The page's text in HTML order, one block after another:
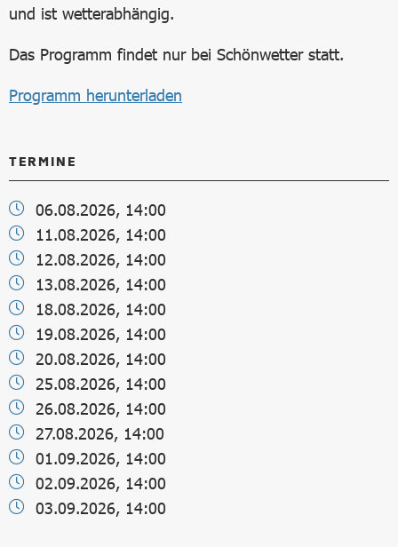
und ist wetterabhängig.
Das Programm findet nur bei Schönwetter statt.
Programm herunterladen
TERMINE
06.08.2026, 14:00
11.08.2026, 14:00
12.08.2026, 14:00
13.08.2026, 14:00
18.08.2026, 14:00
19.08.2026, 14:00
20.08.2026, 14:00
25.08.2026, 14:00
26.08.2026, 14:00
27.08.2026, 14:00
01.09.2026, 14:00
02.09.2026, 14:00
03.09.2026, 14:00